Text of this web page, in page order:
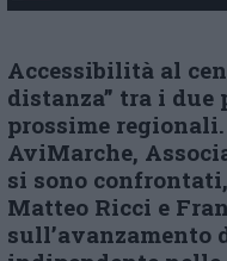
Accessibilità al
distanza” tra i
prossime
AviMarche,
si sono
Matteo Ricci e
sull’avanzamento